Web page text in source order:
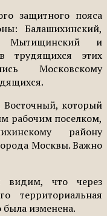
защитного пояса
Балашихинский,
Мытищинский и
трудящихся этих
Московскому
Восточный, который
рабочим поселком,
району
Москвы. Важно
видим, что через
территориальная
изменена.